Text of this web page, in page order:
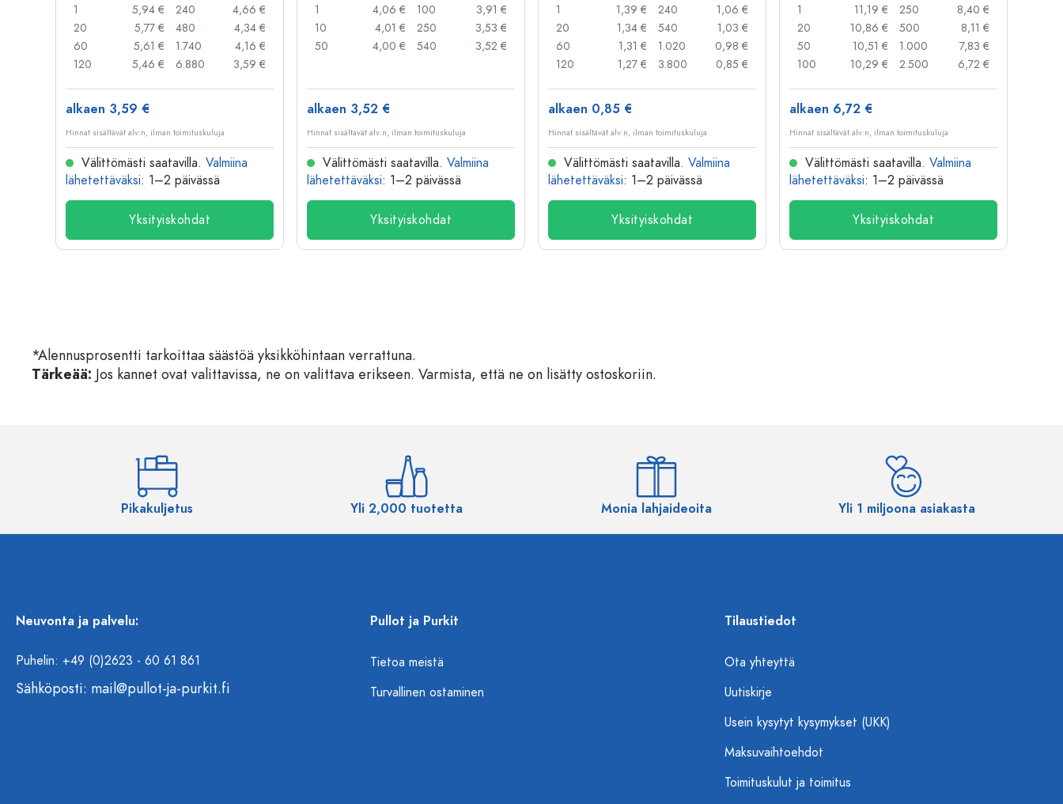
1
5,94 €
20
5,77 €
60
5,61 €
120
5,46 €
240
4,66 €
480
4,34 €
1.740
4,16 €
6.880
3,59 €
alkaen 3,59 €
Hinnat sisältävät alv:n, ilman toimituskuluja
Välittömästi saatavilla. Valmiina
lähetettäväksi: 1–2 päivässä
Yksityiskohdat
1
4,06 €
10
4,01 €
50
4,00 €
100
3,91 €
250
3,53 €
540
3,52 €
alkaen 3,52 €
Hinnat sisältävät alv:n, ilman toimituskuluja
Välittömästi saatavilla. Valmiina
lähetettäväksi: 1–2 päivässä
Yksityiskohdat
1
1,39 €
20
1,34 €
60
1,31 €
120
1,27 €
240
1,06 €
540
1,03 €
1.020
0,98 €
3.800
0,85 €
alkaen 0,85 €
Hinnat sisältävät alv:n, ilman toimituskuluja
Välittömästi saatavilla. Valmiina
lähetettäväksi: 1–2 päivässä
Yksityiskohdat
1
11,19 €
20
10,86 €
50
10,51 €
100
10,29 €
250
8,40 €
500
8,11 €
1.000
7,83 €
2.500
6,72 €
alkaen 6,72 €
Hinnat sisältävät alv:n, ilman toimituskuluja
Välittömästi saatavilla. Valmiina
lähetettäväksi: 1–2 päivässä
Yksityiskohdat
*Alennusprosentti tarkoittaa säästöä yksikköhintaan verrattuna.
Tärkeää: Jos kannet ovat valittavissa, ne on valittava erikseen. Varmista, että ne on lisätty ostoskoriin.
Pikakuljetus Yli 2,000 tuotetta Monia lahjaideoita Yli 1 miljoona asiakasta
Neuvonta ja palvelu:
Puhelin: +49 (0)2623 - 60 61 861
Sähköposti: mail@pullot-ja-purkit.fi
Pullot ja Purkit
Tietoa meistä
Turvallinen ostaminen
Tilaustiedot
Ota yhteyttä
Uutiskirje
Usein kysytyt kysymykset (UKK)
Maksuvaihtoehdot
Toimituskulut ja toimitus